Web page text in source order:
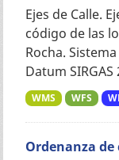
Ejes de Calle.
código de las
Rocha.
Datum SIRGAS
WMS WFS
Ordenanza